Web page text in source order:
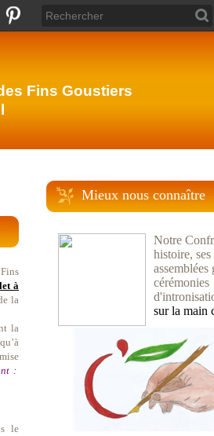
Fins Goustiers
à
la
la
mise
:
le
Mieux nous connaître
Notre
histoire, ses
assemblées
cérémonies
sur la main